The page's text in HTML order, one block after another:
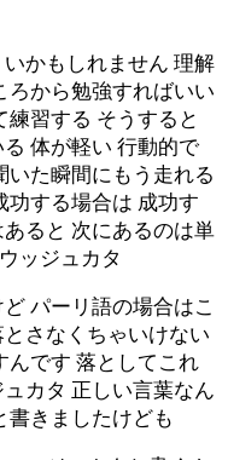
かもしれません 理解
ろから勉強すればいい
習する そうすると
体が軽い 行動的で
いた瞬間にもう走れる
功する場合は 成功す
ると 次にあるのは単
ッジュカタ
パーリ語の場合はこ
さなくちゃいけない
んです 落としてこれ
カタ 正しい言葉なん
書きましたけども